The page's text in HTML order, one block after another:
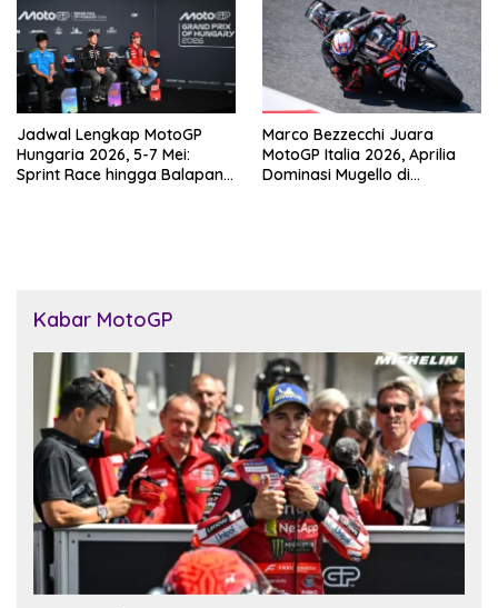
Jadwal Lengkap MotoGP
Hungaria 2026, 5-7 Mei:
Sprint Race hingga Balapan
Marco Bezzecchi Juara
MotoGP Italia 2026, Aprilia
Dominasi Mugello di
Kabar MotoGP